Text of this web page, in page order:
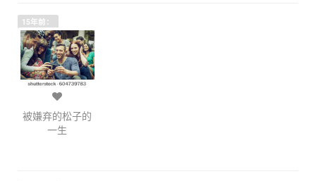
15年前：
被嫌弃的松子的
一生